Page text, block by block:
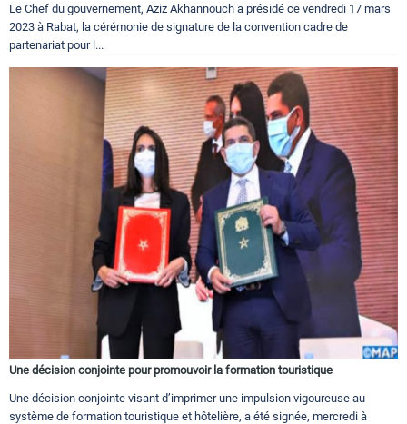
Le Chef du gouvernement, Aziz Akhannouch a présidé ce vendredi 17 mars
2023 à Rabat, la cérémonie de signature de la convention cadre de
partenariat pour l...
Une décision conjointe pour promouvoir la formation touristique
Une décision conjointe visant d’imprimer une impulsion vigoureuse au
système de formation touristique et hôtelière, a été signée, mercredi à